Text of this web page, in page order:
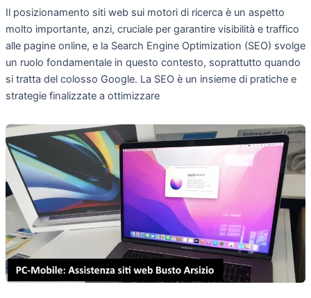
Il posizionamento siti web sui motori di ricerca è un aspetto
molto importante, anzi, cruciale per garantire visibilità e traffico
alle pagine online, e la Search Engine Optimization (SEO) svolge
un ruolo fondamentale in questo contesto, soprattutto quando
si tratta del colosso Google. La SEO è un insieme di pratiche e
strategie finalizzate a ottimizzare